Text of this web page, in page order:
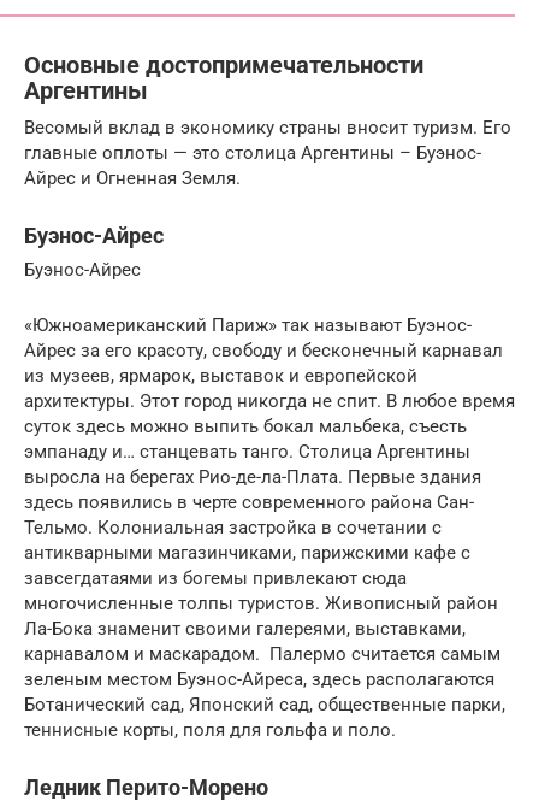
Основные достопримечательности
Аргентины
Весомый вклад в экономику страны вносит туризм. Его
главные оплоты — это столица Аргентины – Буэнос-
Айрес и Огненная Земля.
Буэнос-Айрес
Буэнос-Айрес
«Южноамериканский Париж» так называют Буэнос-
Айрес за его красоту, свободу и бесконечный карнавал
из музеев, ярмарок, выставок и европейской
архитектуры. Этот город никогда не спит. В любое время
суток здесь можно выпить бокал мальбека, съесть
эмпанаду и… станцевать танго. Столица Аргентины
выросла на берегах Рио-де-ла-Плата. Первые здания
здесь появились в черте современного района Сан-
Тельмо. Колониальная застройка в сочетании с
антикварными магазинчиками, парижскими кафе с
завсегдатаями из богемы привлекают сюда
многочисленные толпы туристов. Живописный район
Ла-Бока знаменит своими галереями, выставками,
карнавалом и маскарадом. Палермо считается самым
зеленым местом Буэнос-Айреса, здесь располагаются
Ботанический сад, Японский сад, общественные парки,
теннисные корты, поля для гольфа и поло.
Ледник Перито-Морено